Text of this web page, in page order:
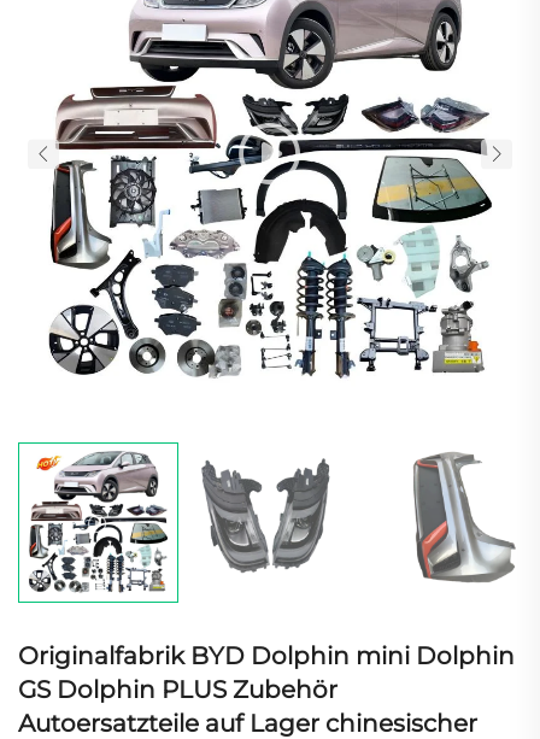
Originalfabrik BYD Dolphin mini Dolphin
GS Dolphin PLUS Zubehör
Autoersatzteile auf Lager chinesischer